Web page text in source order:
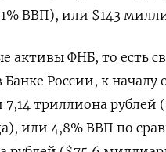
ВВП), или $143
активы ФНБ, то есть
Банке России, к началу
7,14 триллиона рублей
или 4,8% ВВП по